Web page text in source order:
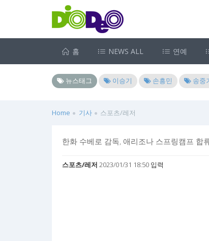
홈 NEWS ALL 연예
뉴스태그 이승기 손흥민 송중
Home 기사 스포츠/레저
한화 수베로 감독, 애리조나 스프링캠프 합
스포츠/레저 2023/01/31 18:50 입력